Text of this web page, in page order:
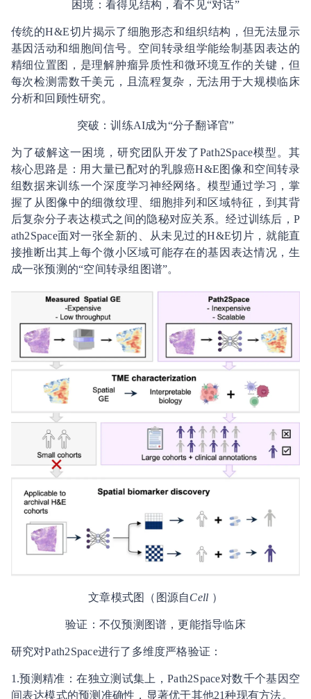
困境：看得见结构，看不见“对话”
传统的H&E切片揭示了细胞形态和组织结构，但无法显示
基因活动和细胞间信号。空间转录组学能绘制基因表达的
精细位置图，是理解肿瘤异质性和微环境互作的关键，但
每次检测需数千美元，且流程复杂，无法用于大规模临床
分析和回顾性研究。
突破：训练AI成为“分子翻译官”
为了破解这一困境，研究团队开发了Path2Space模型。其
核心思路是：用大量已配对的乳腺癌H&E图像和空间转录
组数据来训练一个深度学习神经网络。模型通过学习，掌
握了从图像中的细微纹理、细胞排列和区域特征，到其背
后复杂分子表达模式之间的隐秘对应关系。经过训练后，P
ath2Space面对一张全新的、从未见过的H&E切片，就能直
接推断出其上每个微小区域可能存在的基因表达情况，生
成一张预测的“空间转录组图谱”。
文章模式图（图源自Cell ）
验证：不仅预测图谱，更能指导临床
研究对Path2Space进行了多维度严格验证：
1.预测精准：在独立测试集上，Path2Space对数千个基因空
间表达模式的预测准确性，显著优于其他21种现有方法。